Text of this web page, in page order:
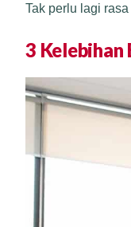
Tak perlu lagi
3 Kelebihan